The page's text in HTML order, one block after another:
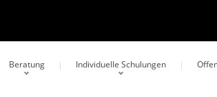
Beratung Individuelle Schulungen